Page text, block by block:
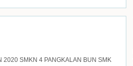
2020 SMKN 4 PANGKALAN BUN SMK